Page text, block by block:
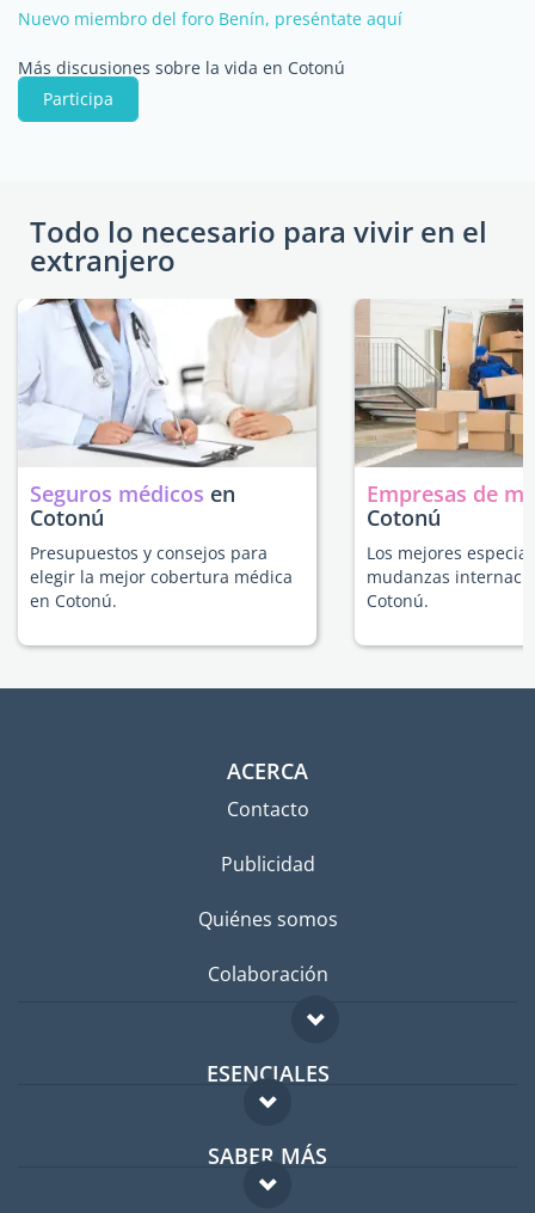
Nuevo miembro del foro Benín, preséntate aquí
Más discusiones sobre la vida en Cotonú
Participa
Todo lo necesario para vivir en el
extranjero
Seguros médicos en
Cotonú
Presupuestos y consejos para
elegir la mejor cobertura médica
en Cotonú.
Empresas de
Cotonú
Los mejores
mudanzas
Cotonú.
ACERCA
Contacto
Publicidad
Quiénes somos
Colaboración
ESENCIALES
Foro para expatriados
Guía para expatriados
SABER MÁS
FAQ